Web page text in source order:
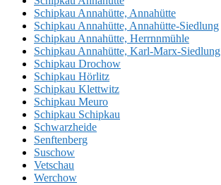
Schipkau Annahütte, Annahütte
Schipkau Annahütte, Annahütte-Siedlung
Schipkau Annahütte, Herrnnmühle
Schipkau Annahütte, Karl-Marx-Siedlung
Schipkau Drochow
Schipkau Hörlitz
Schipkau Klettwitz
Schipkau Meuro
Schipkau Schipkau
Schwarzheide
Senftenberg
Suschow
Vetschau
Werchow